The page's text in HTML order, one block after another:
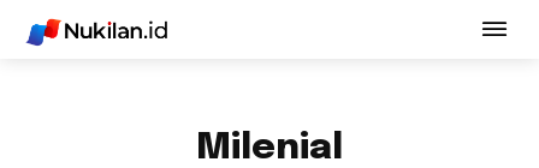
Milenial